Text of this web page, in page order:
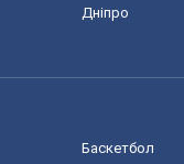
Дніпро
Баскетбол